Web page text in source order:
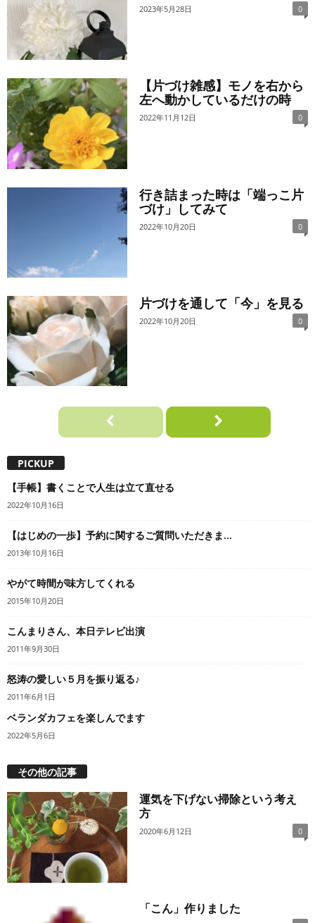
2023年5月28日 0
【片づけ雑感】モノを右から
左へ動かしているだけの時
2022年11月12日 0
行き詰まった時は「端っこ片
づけ」してみて
2022年10月20日 0
片づけを通して「今」を見る
2022年10月20日 0
PICKUP
【手帳】書くことで人生は立て直せる
2022年10月16日
【はじめの一歩】予約に関するご質問いただきま...
2013年10月16日
やがて時間が味方してくれる
2015年10月20日
こんまりさん、本日テレビ出演
2011年9月30日
怒涛の愛しい５月を振り返る♪
2011年6月1日
ベランダカフェを楽しんでます
2022年5月6日
その他の記事
運気を下げない掃除という考え
方
2020年6月12日 0
「こん」作りました